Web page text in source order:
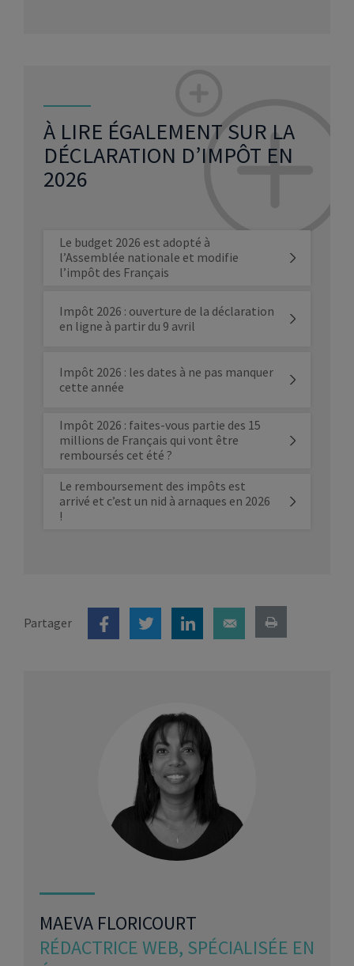
À LIRE ÉGALEMENT SUR LA
DÉCLARATION D’IMPÔT EN
2026
Le budget 2026 est adopté à
l’Assemblée nationale et modifie
l’impôt des Français
Impôt 2026 : ouverture de la déclaration
en ligne à partir du 9 avril
Impôt 2026 : les dates à ne pas manquer
cette année
Impôt 2026 : faites-vous partie des 15
millions de Français qui vont être
remboursés cet été ?
Le remboursement des impôts est
arrivé et c’est un nid à arnaques en 2026
!
Partager
MAEVA FLORICOURT
RÉDACTRICE WEB, SPÉCIALISÉE EN